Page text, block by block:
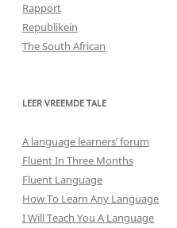
Rapport
Republikein
The South African
LEER VREEMDE TALE
A language learners’ forum
Fluent In Three Months
Fluent Language
How To Learn Any Language
I Will Teach You A Language